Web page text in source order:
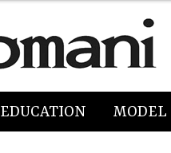
EDUCATION MODEL